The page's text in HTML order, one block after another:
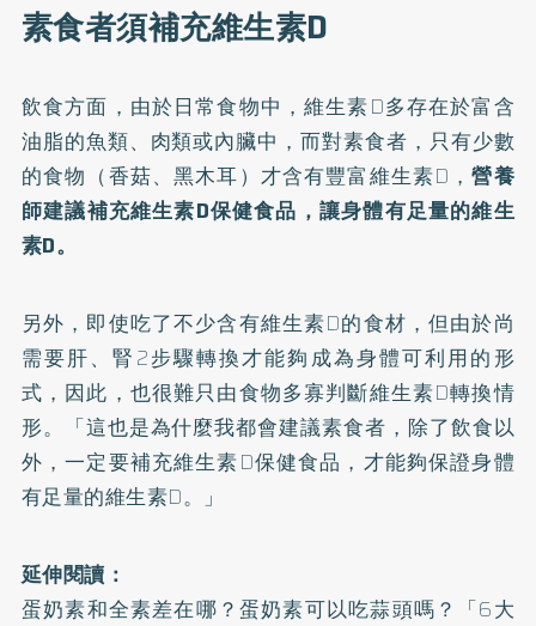
素食者須補充維生素D
飲食方面，由於日常食物中，維生素D多存在於富含
油脂的魚類、肉類或內臟中，而對素食者，只有少數
的食物（香菇、黑木耳）才含有豐富維生素D，營養
師建議補充維生素D保健食品，讓身體有足量的維生
素D。
另外，即使吃了不少含有維生素D的食材，但由於尚
需要肝、腎2步驟轉換才能夠成為身體可利用的形
式，因此，也很難只由食物多寡判斷維生素D轉換情
形。「這也是為什麼我都會建議素食者，除了飲食以
外，一定要補充維生素D保健食品，才能夠保證身體
有足量的維生素D。」
延伸閱讀：
蛋奶素和全素差在哪？蛋奶素可以吃蒜頭嗎？「6大